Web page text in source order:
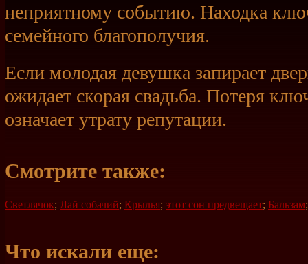
неприятному событию. Находка
семейного благополучия.
Если молодая девушка запирает
ожидает скорая свадьба. Потеря
означает утрату репутации.
Смотрите также:
Светлячок; Лай собачий; Крылья; этот сон предвещает; Бальзам
Что искали еще: